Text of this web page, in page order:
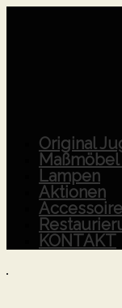
Original
Lampen
Aktionen
KONTAKT